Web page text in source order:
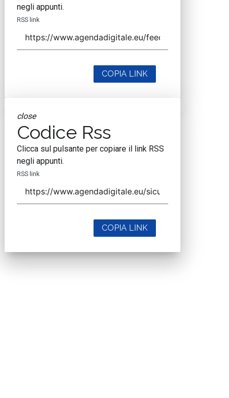
negli appunti.
RSS link
COPIA LINK
close
Codice Rss
Clicca sul pulsante per copiare il link RSS
negli appunti.
RSS link
COPIA LINK